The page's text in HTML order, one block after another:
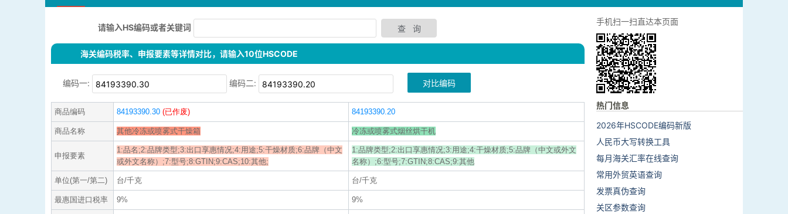
请输入HS编码或者关键词
海关编码税率、申报要素等详情对比，请输入10位HSCODE
编码一: 编码二: 对比编码
商品编码 84193390.30 (已作废) 84193390.20
商品名称 其他冷冻或喷雾式干燥箱 冷冻或喷雾式烟丝烘干机
申报要素
1:品名;2:品牌类型;3:出口享惠情况;4:用途;5:干燥材质;6:品牌（中文
或外文名称）;7:型号;8:GTIN;9:CAS;10:其他;
1:品牌类型;2:出口享惠情况;3:用途;4:干燥材质;5:品牌（中文或外文
名称）;6:型号;7:GTIN;8:CAS;9:其他
单位(第一/第二) 台/千克 台/千克
最惠国进口税率 9% 9%
手机扫一扫直达本页面
热门信息
2026年HSCODE编码新版
人民币大写转换工具
每月海关汇率在线查询
常用外贸英语查询
发票真伪查询
关区参数查询